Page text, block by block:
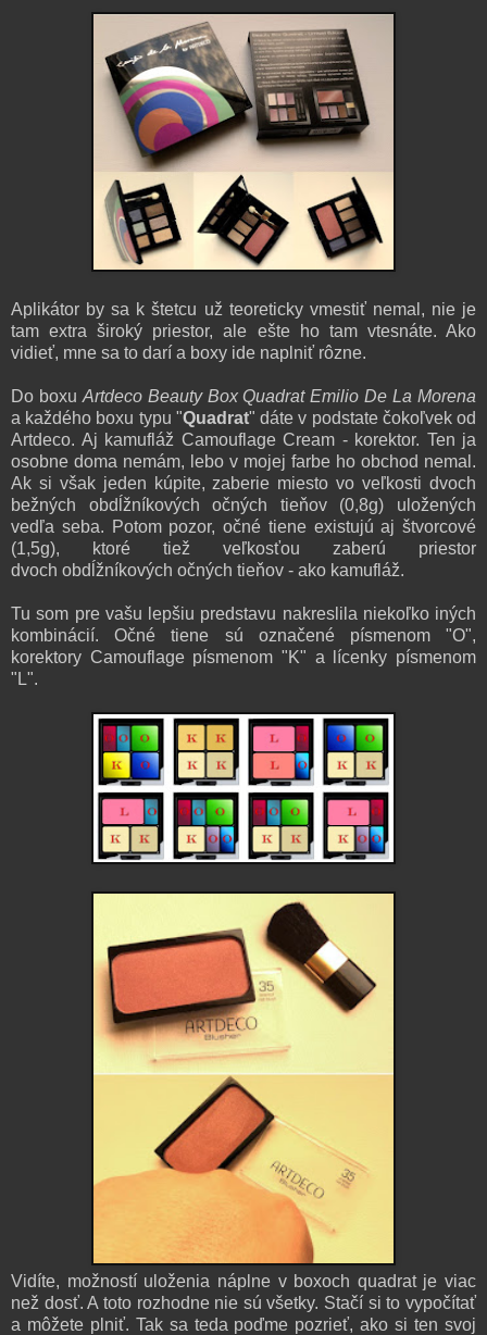
Aplikátor by sa k štetcu už teoreticky vmestiť nemal, nie je
tam extra široký priestor, ale ešte ho tam vtesnáte. Ako
vidieť, mne sa to darí a boxy ide naplniť rôzne.
Do boxu Artdeco Beauty Box Quadrat Emilio De La Morena
a každého boxu typu "Quadrat"dáte v podstate čokoľvek od
Artdeco. Aj kamufláž Camouflage Cream - korektor. Ten ja
osobne doma nemám, lebo v mojej farbe ho obchod nemal.
Ak si však jeden kúpite, zaberie miesto vo veľkosti dvoch
bežných obdĺžníkových očných tieňov (0,8g) uložených
vedľa seba. Potom pozor, očné tiene existujú aj štvorcové
(1,5g), ktoré tiež veľkosťou zaberú priestor
dvoch obdĺžníkových očných tieňov - ako kamufláž.
Tu som pre vašu lepšiu predstavu nakreslila niekoľko iných
kombinácií. Očné tiene sú označené písmenom "O",
korektory Camouflage písmenom "K" a lícenky písmenom
"L".
Vidíte, možností uloženia náplne v boxoch quadrat je viac
než dosť. A toto rozhodne nie sú všetky. Stačí si to vypočítať
a môžete plniť. Tak sa teda poďme pozrieť, ako si ten svoj